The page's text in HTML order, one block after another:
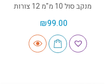
מנקב סול 10 מ"מ 12 צורות
₪99.00